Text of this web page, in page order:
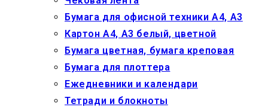
Бумага для офисной техники А4, А3
Картон А4, А3 белый, цветной
Бумага цветная, бумага креповая
Бумага для плоттера
Ежедневники и календари
Тетради и блокноты